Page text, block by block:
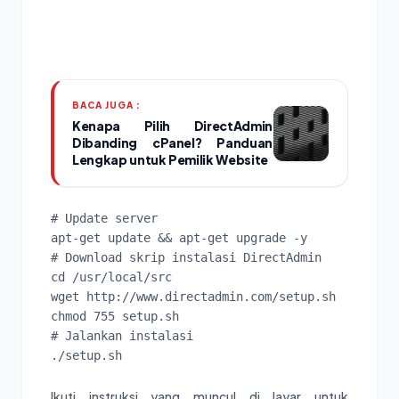
BACA JUGA :
Kenapa Pilih DirectAdmin
Dibanding cPanel? Panduan
Lengkap untuk Pemilik Website
# Update server
apt-get update && apt-get upgrade -y
# Download skrip instalasi DirectAdmin
cd /usr/local/src
wget http://www.directadmin.com/setup.sh
chmod 755 setup.sh
# Jalankan instalasi